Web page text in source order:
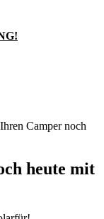
Camper noch
heute mit